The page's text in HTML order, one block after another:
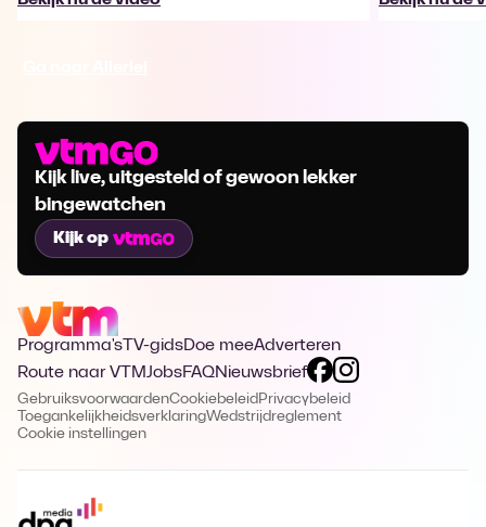
Kijk live, uitgesteld of gewoon lekker
bingewatchen
Kijk op
Programma's TV-gidsDoe meeAdverteren
Route naar VTMJobsFAQNieuwsbrief
GebruiksvoorwaardenCookiebeleid Privacybeleid
ToegankelijkheidsverklaringWedstrijdreglement
Cookie instellingen